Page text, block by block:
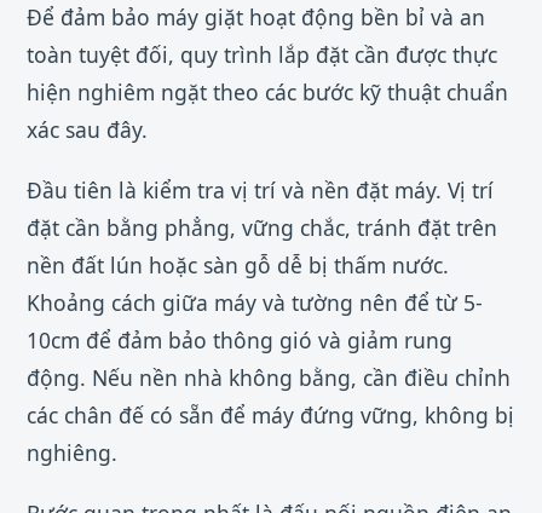
Để đảm bảo máy giặt hoạt động bền bỉ và an
toàn tuyệt đối, quy trình lắp đặt cần được thực
hiện nghiêm ngặt theo các bước kỹ thuật chuẩn
xác sau đây.
Đầu tiên là kiểm tra vị trí và nền đặt máy. Vị trí
đặt cần bằng phẳng, vững chắc, tránh đặt trên
nền đất lún hoặc sàn gỗ dễ bị thấm nước.
Khoảng cách giữa máy và tường nên để từ 5-
10cm để đảm bảo thông gió và giảm rung
động. Nếu nền nhà không bằng, cần điều chỉnh
các chân đế có sẵn để máy đứng vững, không bị
nghiêng.